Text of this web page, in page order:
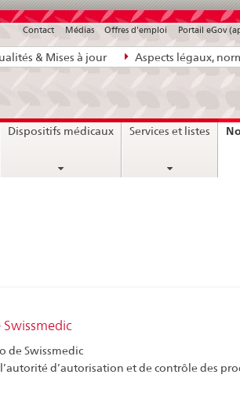
& Mises à jour Aspects légaux,
Contact Médias Offres d'emploi Portail eGov
Dispositifs médicaux Services et listes
de Swissmedic
l’autorité d’autorisation et de contrôle des